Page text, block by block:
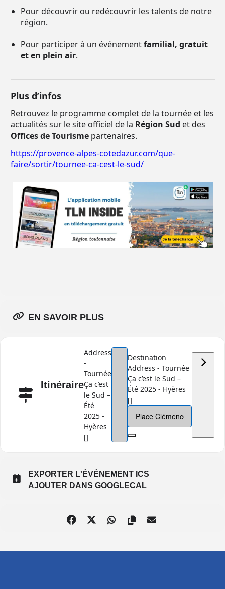
Pour découvrir ou redécouvrir les talents de notre
région.
Pour participer à un événementfamilial, gratuit
et en plein air.
Plus d’infos
Retrouvez le programme complet de la tournée et les
actualités sur le site officiel de la Région Sud et des
Offices de Tourisme partenaires.
https://provence-alpes-cotedazur.com/que-
faire/sortir/tournee-ca-cest-le-sud/
EN SAVOIR PLUS
Itinéraire
Address
-
Tournée
Ça c’est
le Sud –
Été
2025 -
Hyères
[]
Destination
Address - Tournée
Ça c’est le Sud –
Été 2025 - Hyères
[]
EXPORTER L'ÉVÉNEMENT ICS
AJOUTER DANS GOOGLECAL